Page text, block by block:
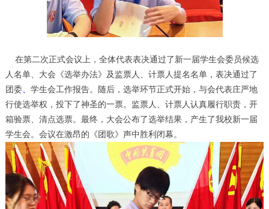
在第二次正式会议上， 全体代表表决通过了 新一届学生会委员候选
人名单、大会《选举办法》及监票人、计票人提名名单，表决通过了
团委、 学生会工作报告。随后，选举环节正式开始，与会代表庄严地
行使选举权，投下了神圣的一票。监票人、计票人认真履行职责，开
箱验票、清点选票。最终，大会公布了选举结果，产生了我校新一届
学生会。会议在激昂的《团歌》声中胜利闭幕。